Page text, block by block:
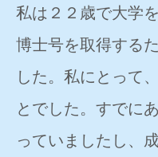
私は２２歳で大学
博士号を取得する
した。私にとって
とでした。すでに
っていましたし、